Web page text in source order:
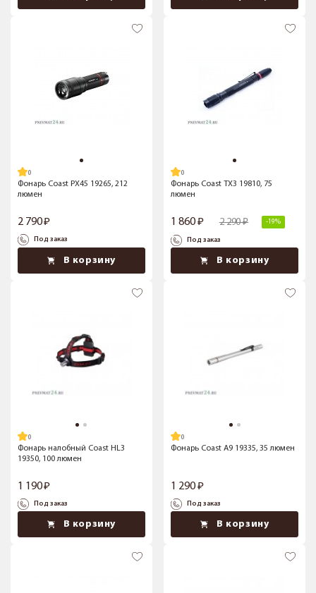
Фонарь Coast PX45 19265, 212
люмен
2 790
Под заказ
В корзину
Фонарь Coast TX3 19810, 75
люмен
1 860 2 290 -19%
Под заказ
В корзину
Фонарь налобный Coast HL3
19350, 100 люмен
1 190
Под заказ
В корзину
Фонарь Coast A9 19335, 35 люмен
1 290
Под заказ
В корзину